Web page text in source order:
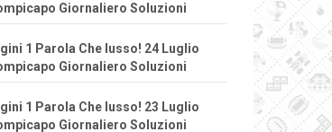
Giornaliero Soluzioni
1 Parola Che lusso! 24 Luglio
Giornaliero Soluzioni
1 Parola Che lusso! 23 Luglio
Giornaliero Soluzioni